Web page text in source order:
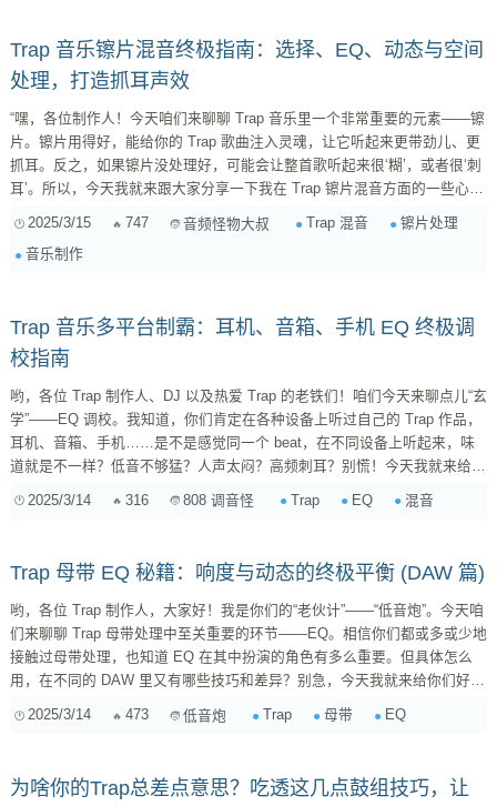
Trap 音乐镲片混音终极指南：选择、EQ、动态与空间
处理，打造抓耳声效
“嘿，各位制作人！今天咱们来聊聊 Trap 音乐里一个非常重要的元素——镲
片。镲片用得好，能给你的 Trap 歌曲注入灵魂，让它听起来更带劲儿、更
抓耳。反之，如果镲片没处理好，可能会让整首歌听起来很‘糊’，或者很‘刺
耳’。所以，今天我就来跟大家分享一下我在 Trap 镲片混音方面的一些心得
始混音之前，选择合适的镲片至关重要。就像厨师做菜一样，好的食材是成
功的一半。那么，什么样的镲片才适合 Trap 音乐呢？” 1. 采样还是合成？
2025/3/15 747 音频怪物大叔 Trap 混音
镲片处理
音乐制作
Trap 音乐多平台制霸：耳机、音箱、手机 EQ 终极调
校指南
哟，各位 Trap 制作人、DJ 以及热爱 Trap 的老铁们！咱们今天来聊点儿“玄
学”——EQ 调校。我知道，你们肯定在各种设备上听过自己的 Trap 作品，
耳机、音箱、手机……是不是感觉同一个 beat，在不同设备上听起来，味
道就是不一样？低音不够猛？人声太闷？高频刺耳？别慌！今天我就来给你
儿，还得从 Trap 的音乐特...
2025/3/14 316 808 调音怪 Trap EQ 混音
Trap 母带 EQ 秘籍：响度与动态的终极平衡 (DAW 篇)
哟，各位 Trap 制作人，大家好！我是你们的“老伙计”——“低音炮”。今天咱
们来聊聊 Trap 母带处理中至关重要的环节——EQ。相信你们都或多或少地
接触过母带处理，也知道 EQ 在其中扮演的角色有多么重要。但具体怎么
用，在不同的 DAW 里又有哪些技巧和差异？别急，今天我就来给你们好好
说道说道，保证让你的 Trap 作品响度和动态双双爆表！ 为什么 Trap 母带
2025/3/14 473 低音炮 Trap 母带 EQ
为啥你的Trap总差点意思？吃透这几点鼓组技巧，让